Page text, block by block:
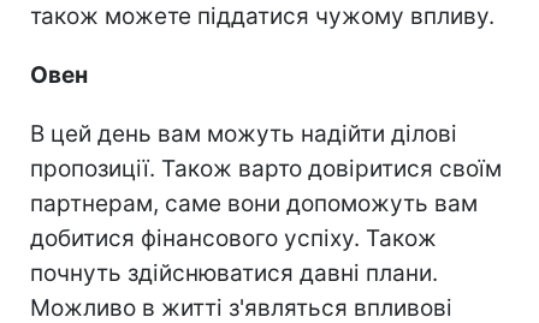
також можете піддатися чужому впливу.
Овен
В цей день вам можуть надійти ділові
пропозиції. Також варто довіритися своїм
партнерам, саме вони допоможуть вам
добитися фінансового успіху. Також
почнуть здійснюватися давні плани.
Можливо в житті з'являться впливові